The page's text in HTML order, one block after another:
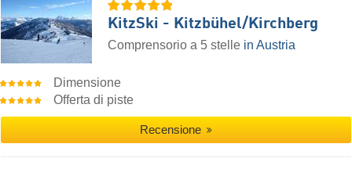
KitzSki - Kitzbühel/​Kirchberg
Comprensorio a 5 stelle in Austria
Dimensione
Offerta di piste
Recensione